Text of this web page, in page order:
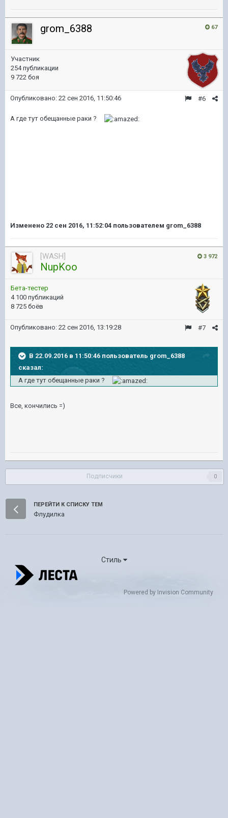
67
grom_6388
Участник
254 публикации
9 722 боя
#6
Опубликовано: 22 сен 2016, 11:50:46
А где тут обещанные раки ?
Изменено 22 сен 2016, 11:52:04 пользователем grom_6388
3 972
[WASH]
NupKoo
Бета-тестер
4 100 публикаций
8 725 боёв
#7
Опубликовано: 22 сен 2016, 13:19:28
В 22.09.2016 в 11:50:46 пользователь grom_6388
сказал:
А где тут обещанные раки ?
Все, кончились =)
Подписчики 0
ПЕРЕЙТИ К СПИСКУ ТЕМ
Флудилка
Стиль
Powered by Invision Community